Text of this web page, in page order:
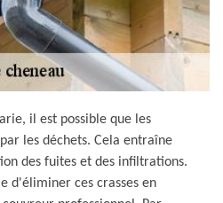
il est possible que les
les déchets. Cela entraîne
des fuites et des infiltrations.
d'éliminer ces crasses en